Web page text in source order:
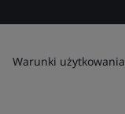
Warunki użytkowania